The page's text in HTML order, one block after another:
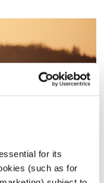
for its
(such as for
אינטימיות
המניע
אלון נוימן